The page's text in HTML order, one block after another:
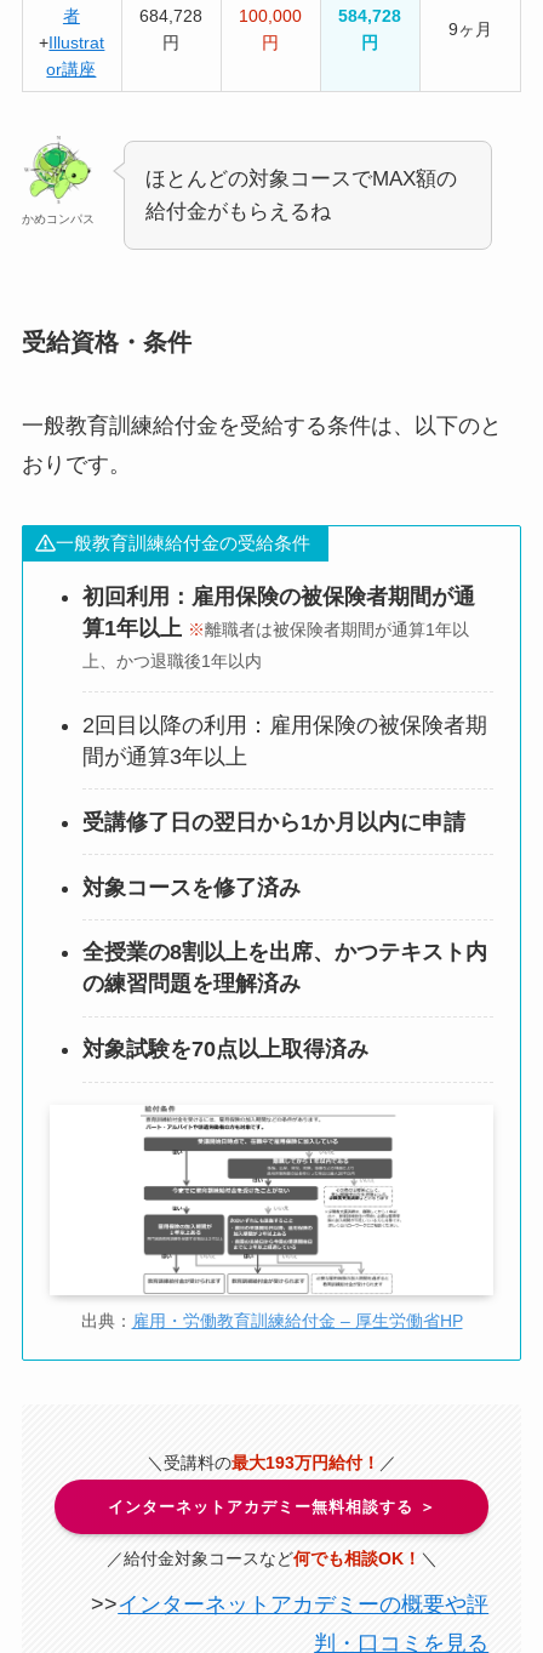
者
+Illustrat
or講座
684,728
円
100,000
円
584,728
円
9ヶ月
かめコンパス
ほとんどの対象コースでMAX額の
給付金がもらえるね
受給資格・条件
一般教育訓練給付金を受給する条件は、以下のと
おりです。
一般教育訓練給付金の受給条件
初回利用：雇用保険の被保険者期間が通
算1年以上 ※離職者は被保険者期間が通算1年以
上、かつ退職後1年以内
2回目以降の利用：雇用保険の被保険者期
間が通算3年以上
受講修了日の翌日から1か月以内に申請
対象コースを修了済み
全授業の8割以上を出席、かつテキスト内
の練習問題を理解済み
対象試験を70点以上取得済み
出典： 雇用・労働教育訓練給付金 – 厚生労働省HP
＼受講料の最大193万円給付！ ／
インターネットアカデミー無料相談する ＞
／給付金対象コースなど何でも相談OK！ ＼
>>インターネットアカデミーの概要や評
判・口コミを見る